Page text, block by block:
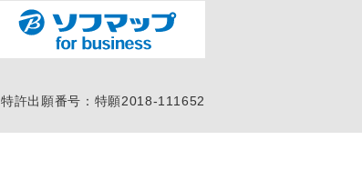
特許出願番号：特願2018-111652